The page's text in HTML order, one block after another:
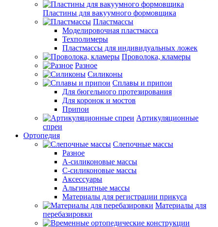
Пластины для вакуумного формовщика
Пластмассы
Моделировочная пластмасса
Техполимеры
Пластмассы для индивидуальных ложек
Проволока, кламеры
Разное
Силиконы
Сплавы и припои
Для бюгельного протезирования
Для коронок и мостов
Припои
Артикуляционные
спреи
Ортопедия
Слепочные массы
Разное
А-силиконовые массы
С-силиконовые массы
Аксессуары
Альгинатные массы
Материалы для регистрации прикуса
Материалы для
перебазировки